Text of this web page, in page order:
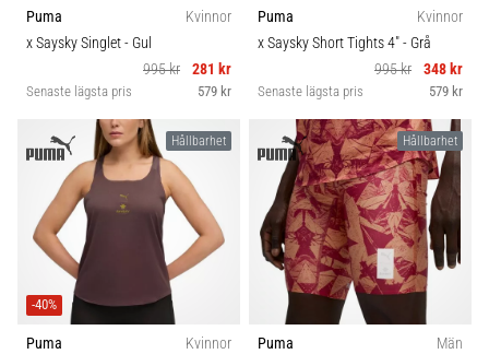
Puma
Kvinnor
x Saysky Singlet- Gul
995 kr
281 kr
Senaste lägsta pris 579 kr
Puma
Kvinnor
x Saysky Short Tights 4"- Grå
995 kr
348 kr
Senaste lägsta pris 579 kr
Hållbarhet
-40%
Puma
Kvinnor
Hållbarhet
Puma
Män